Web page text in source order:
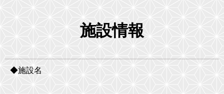
施設情報
◆施設名